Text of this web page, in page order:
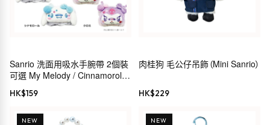
Sanrio 洗面用吸水手腕帶 2個裝
可選 My Melody / Cinnamoroll /
Kuromi
HK$159
肉桂狗 毛公仔吊飾（Mini Sanrio）
HK$229
NEW NEW